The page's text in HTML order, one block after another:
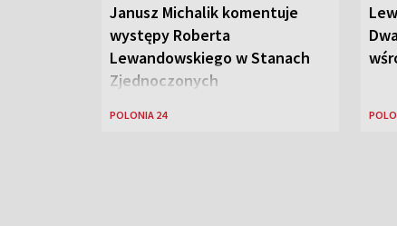
Janusz Michalik komentuje
występy Roberta
Lewandowskiego w Stanach
Zjednoczonych
POLONIA 24